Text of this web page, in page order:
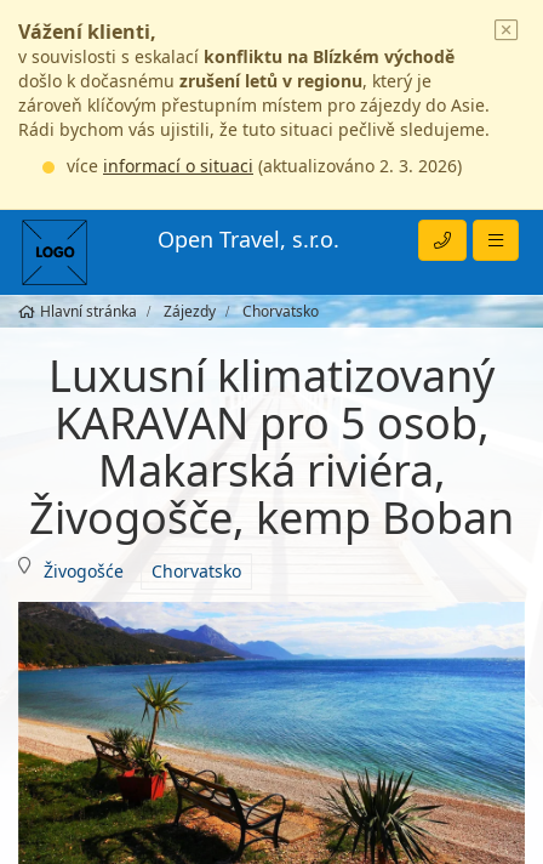
Vážení klienti,
v souvislosti s eskalací konfliktu na Blízkém východě
došlo k dočasnému zrušení letů v regionu, který je
zároveň klíčovým přestupním místem pro zájezdy do Asie.
Rádi bychom vás ujistili, že tuto situaci pečlivě sledujeme.
více informací o situaci (aktualizováno 2. 3. 2026)
Open Travel, s.r.o.
Hlavní stránka Zájezdy Chorvatsko
Luxusní klimatizovaný
KARAVAN pro 5 osob,
Makarská riviéra,
Živogošče, kemp Boban
Živogošće Chorvatsko